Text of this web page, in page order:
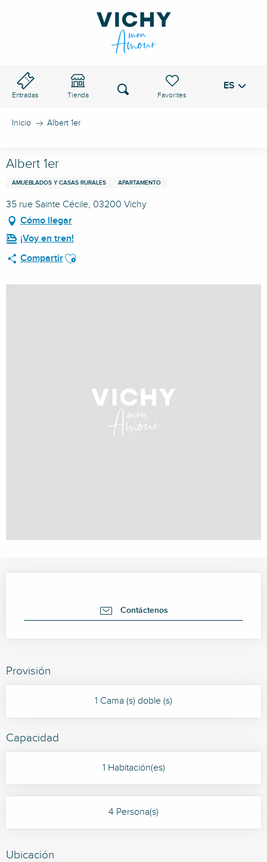
Entradas Tienda
Voir les favoris
Buscar ES
Inicio Albert 1er
Albert 1er
AMUEBLADOS Y CASAS RURALES APARTAMENTO
35 rue Sainte Cécile, 03200 Vichy
Cómo llegar
¡Voy en tren!
CompartirAjouter aux favoris
Contáctenos
Provisión
1 Cama (s) doble (s)
Capacidad
1 Habitación(es)
4 Persona(s)
Ubicación